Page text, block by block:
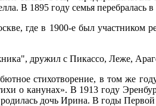
В 1895 году семья перебралась
где в 1900-е был участником
дружил с Пикассо, Леже,
стихотворение, в том же
о канунах». В 1913 году
дочь Ирина. В годы